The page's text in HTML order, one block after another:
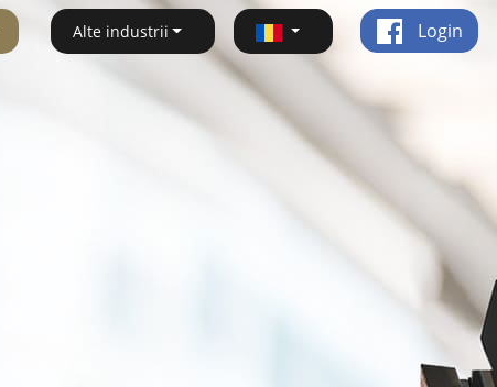
Alte industrii Login